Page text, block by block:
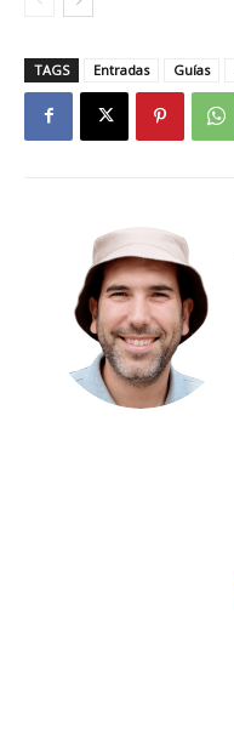
TAGS Entradas Guías